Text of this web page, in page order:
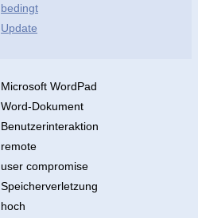
bedingt
Update
Microsoft WordPad
Word-Dokument
Benutzerinteraktion
remote
user compromise
Speicherverletzung
hoch